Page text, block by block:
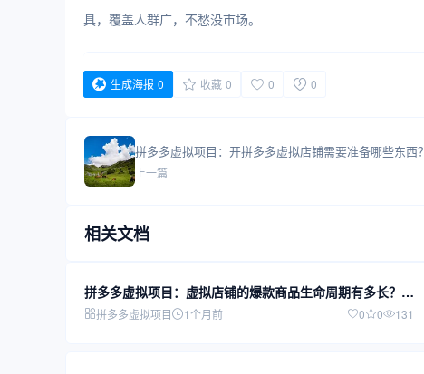
具，覆盖人群广，不愁没市场。
生成海报 0 收藏 0 0 0
拼多多虚拟项目：开拼多多虚拟店铺需要准备哪些东西？
上一篇
相关文档
拼多多虚拟项目：虚拟店铺的爆款商品生命周期有多长？如
何持续出单？
拼多多虚拟项目 1个月前 0 0 131